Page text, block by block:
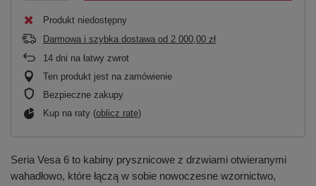
Produkt niedostępny
Darmowa i szybka dostawa od 2 000,00 zł
14 dni na łatwy zwrot
Ten produkt jest na zamówienie
Bezpieczne zakupy
Kup na raty (oblicz ratę)
Seria Vesa 6 to kabiny prysznicowe z drzwiami otwieranymi
wahadłowo, które łączą w sobie nowoczesne wzornictwo,